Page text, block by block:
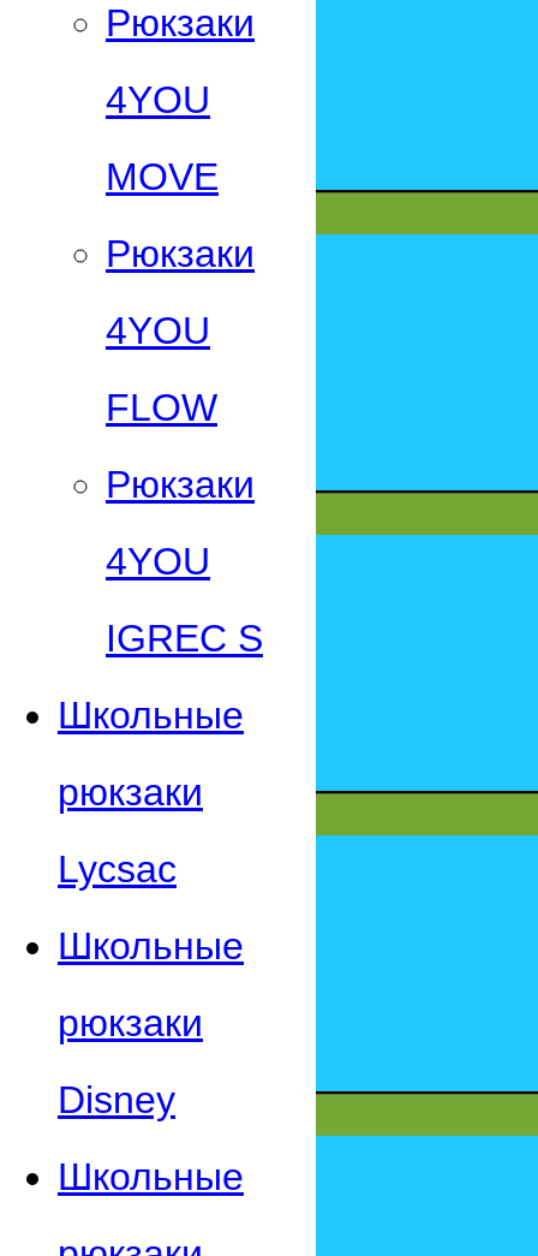
Рюкзаки
4YOU
MOVE
Рюкзаки
4YOU
FLOW
Рюкзаки
4YOU
IGREC S
Школьные
рюкзаки
Lycsac
Школьные
рюкзаки
Disney
Школьные